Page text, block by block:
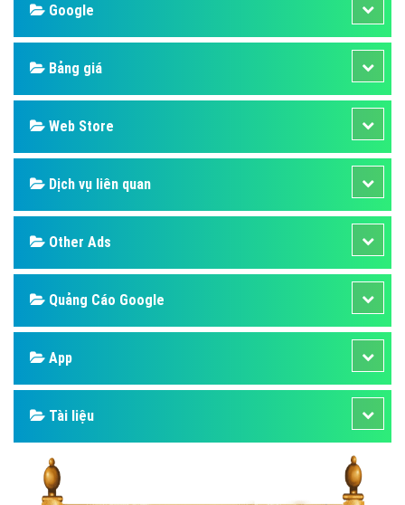
Google
Bảng giá
Web Store
Dịch vụ liên quan
Other Ads
Quảng Cáo Google
App
Tài liệu